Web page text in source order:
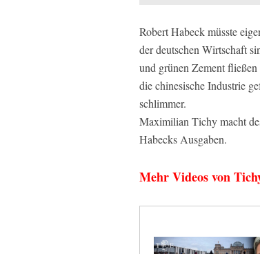
Robert Habeck müsste
der deutschen Wirtschaft
und grünen Zement
die chinesische Industrie
schlimmer.
Maximilian Tichy macht
Habecks Ausgaben.
Mehr Videos von